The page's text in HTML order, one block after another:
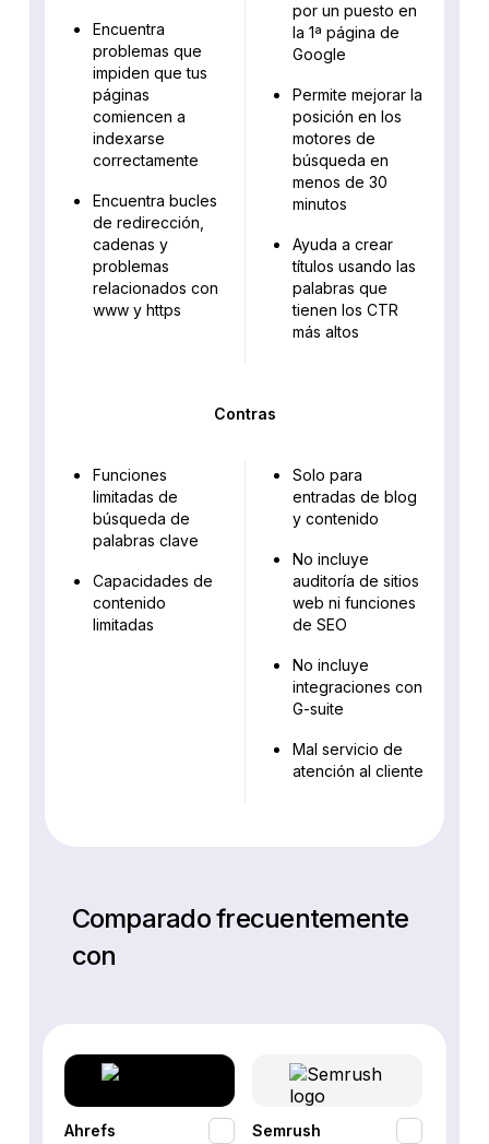
Encuentra
problemas que
impiden que tus
páginas
comiencen a
indexarse
correctamente
Encuentra bucles
de redirección,
cadenas y
problemas
relacionados con
www y https
por un puesto en
la 1ª página de
Google
Permite mejorar la
posición en los
motores de
búsqueda en
menos de 30
minutos
Ayuda a crear
títulos usando las
palabras que
tienen los CTR
más altos
Contras
Funciones
limitadas de
búsqueda de
palabras clave
Capacidades de
contenido
limitadas
Solo para
entradas de blog
y contenido
No incluye
auditoría de sitios
web ni funciones
de SEO
No incluye
integraciones con
G-suite
Mal servicio de
atención al cliente
Comparado frecuentemente
con
Ahrefs Semrush